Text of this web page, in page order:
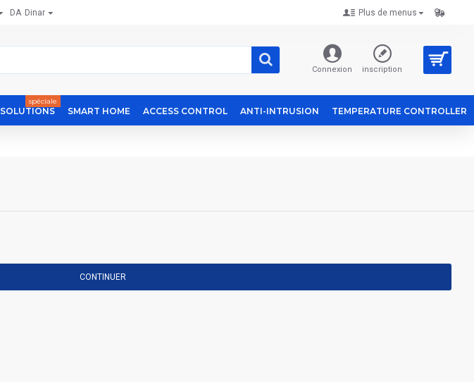
DA Dinar Plus de menus
Connexion inscription
spéciale
SMART HOME ACCESS CONTROL ANTI-INTRUSION TEMPERATURE CONTROLLER
CONTINUER